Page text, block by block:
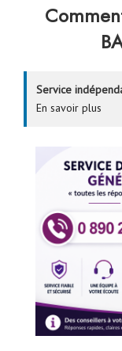
Service
En savoir plus